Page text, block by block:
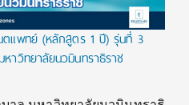
แพทย์ (หลักสูตร 1 ปี) รุ่นที่ 3
าวิทยาลัยนวมินทราธิราช